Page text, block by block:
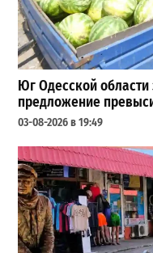
Юг Одесской
предложение
03-08-2026 в 19:49